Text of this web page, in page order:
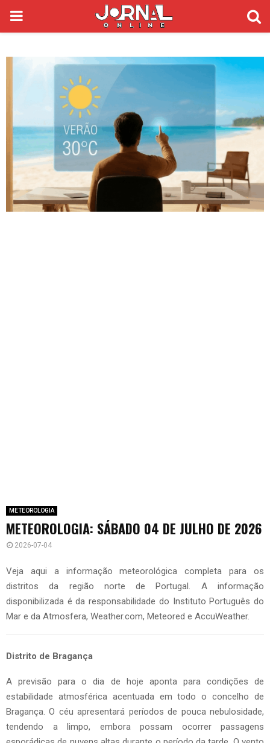
PRIMARY
METEOROLOGIA
METEOROLOGIA: SÁBADO 04 DE JULHO DE 2026
2026-07-04
Veja aqui a informação meteorológica completa para os
distritos da região norte de Portugal. A informação
disponibilizada é da responsabilidade do Instituto Português do
Mar e da Atmosfera, Weather.com, Meteored e AccuWeather.
Distrito de Bragança
A previsão para o dia de hoje aponta para condições de
estabilidade atmosférica acentuada em todo o concelho de
Bragança. O céu apresentará períodos de pouca nebulosidade,
tendendo a limpo, embora possam ocorrer passagens